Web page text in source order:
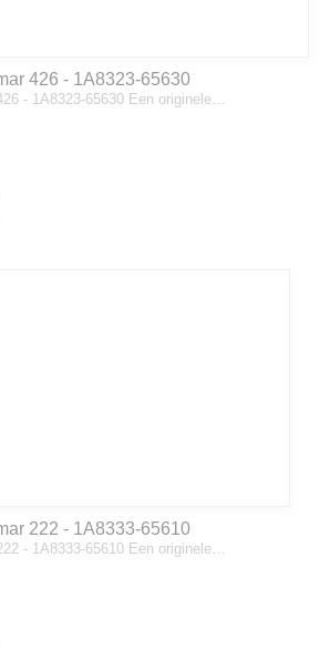
426 - 1A8323-65630
- 1A8323-65630 Een originele…
222 - 1A8333-65610
- 1A8333-65610 Een originele…